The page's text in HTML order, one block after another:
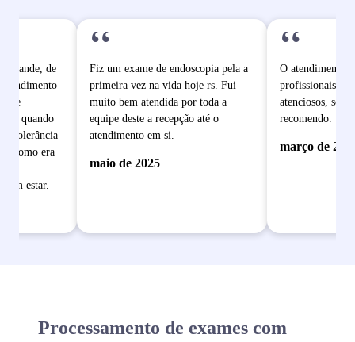
grande, de
de
quando
intolerância
como era
estar.
“
Fiz um exame de endoscopia pela a
primeira vez na vida hoje rs. Fui
muito bem atendida por toda a
equipe deste a recepção até o
atendimento em si.
maio de 2025
“
O atendimento
profissionais
atenciosos, sem
recomendo.
março de
Processamento de exames com